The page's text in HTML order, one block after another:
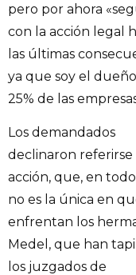
pero por ahora
con la acción legal
las últimas
ya que soy el
25% de las
Los demandados
declinaron referirse
acción, que, en todo
no es la única en
enfrentan los
Medel, que han
los juzgados de